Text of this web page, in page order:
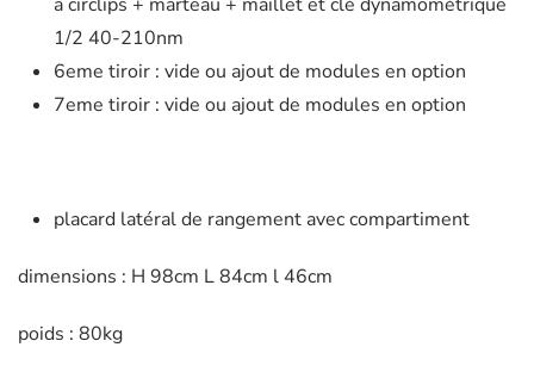
1/2 40-210nm
6eme tiroir : vide ou ajout de modules en option
7eme tiroir : vide ou ajout de modules en option
placard latéral de rangement avec compartiment
dimensions : H 98cm L 84cm l 46cm
poids : 80kg